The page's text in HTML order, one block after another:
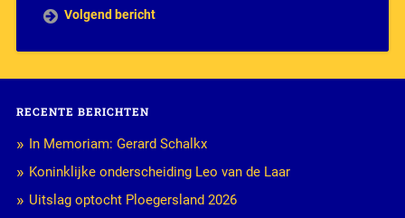
Volgend bericht
RECENTE BERICHTEN
In Memoriam: Gerard Schalkx
Koninklijke onderscheiding Leo van de Laar
Uitslag optocht Ploegersland 2026